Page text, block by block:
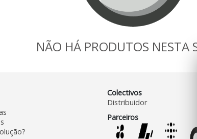
NÃO HÁ PRODUTOS NESTA
Colectivos
Distribuidor
Parceiros